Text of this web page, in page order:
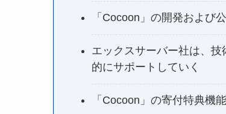
「Cocoon」の開発および
エックスサーバー社は、
的にサポートしていく
「Cocoon」の寄付特典機